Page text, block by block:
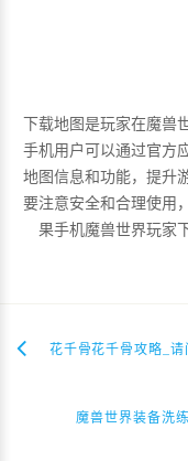
下载地图是玩家在魔兽
手机用户可以通过官方
地图信息和功能，提升
要注意安全和合理使用
果手机魔兽世界玩家
花千骨花千骨攻略_
魔兽世界装备洗